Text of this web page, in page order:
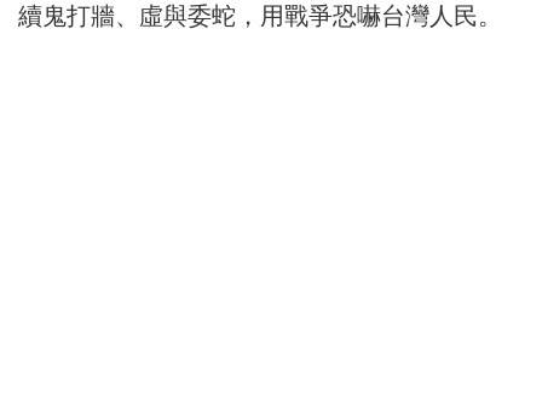
續鬼打牆、虛與委蛇，用戰爭恐嚇台灣人民。